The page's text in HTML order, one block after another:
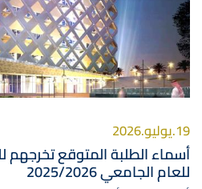
19.يوليو.2026
أسماء الطلبة المتوقع تخرجهم
للعام الجامعي 2025/2026